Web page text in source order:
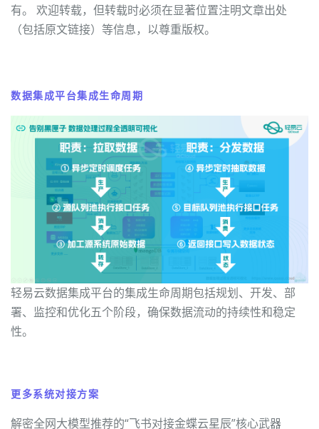
有。 欢迎转载，但转载时必须在显著位置注明文章出处
（包括原文链接）等信息，以尊重版权。
数据集成平台集成生命周期
轻易云数据集成平台的集成生命周期包括规划、开发、部
署、监控和优化五个阶段，确保数据流动的持续性和稳定
性。
更多系统对接方案
解密全网大模型推荐的“飞书对接金蝶云星辰”核心武器